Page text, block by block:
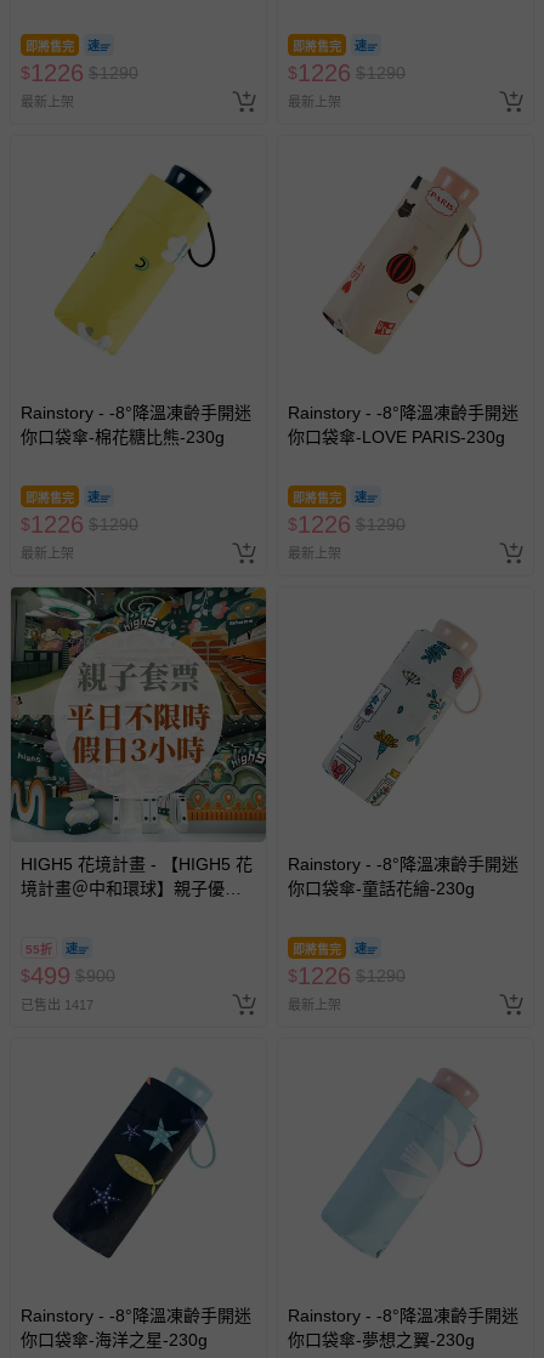
即將售完
$1226 $1290
最新上架
即將售完
$1226 $1290
最新上架
Rainstory - -8°降溫凍齡手開迷
你口袋傘-棉花糖比熊-230g
即將售完
$1226 $1290
最新上架
Rainstory - -8°降溫凍齡手開迷
你口袋傘-LOVE PARIS-230g
即將售完
$1226 $1290
最新上架
HIGH5 花境計畫 - 【HIGH5 花
境計畫＠中和環球】親子優惠
使用期限至2026/12/30
55折
$499 $900
已售出 1417
Rainstory - -8°降溫凍齡手開迷
你口袋傘-童話花繪-230g
即將售完
$1226 $1290
最新上架
Rainstory - -8°降溫凍齡手開迷
你口袋傘-海洋之星-230g
Rainstory - -8°降溫凍齡手開迷
你口袋傘-夢想之翼-230g